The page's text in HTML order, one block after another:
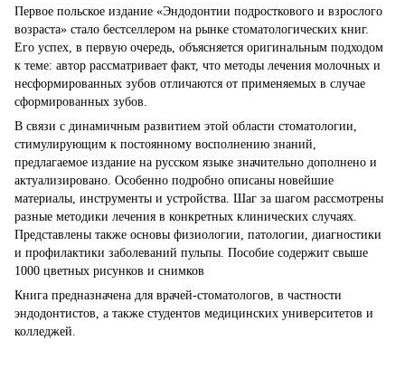
Первое польское издание «Эндодонтии подросткового и взрослого
возраста» стало бестселлером на рынке стоматологических книг.
Его успех, в первую очередь, объясняется оригинальным подходом
к теме: автор рассматривает факт, что методы лечения молочных и
несформированных зубов отличаются от применяемых в случае
сформированных зубов.
В связи с динамичным развитием этой области стоматологии,
стимулирующим к постоянному восполнению знаний,
предлагаемое издание на русском языке значительно дополнено и
актуализировано. Особенно подробно описаны новейшие
материалы, инструменты и устройства. Шаг за шагом рассмотрены
разные методики лечения в конкретных клинических случаях.
Представлены также основы физиологии, патологии, диагностики
и профилактики заболеваний пульпы. Пособие содержит свыше
1000 цветных рисунков и снимков
Книга предназначена для врачей-стоматологов, в частности
эндодонтистов, а также студентов медицинских университетов и
колледжей.